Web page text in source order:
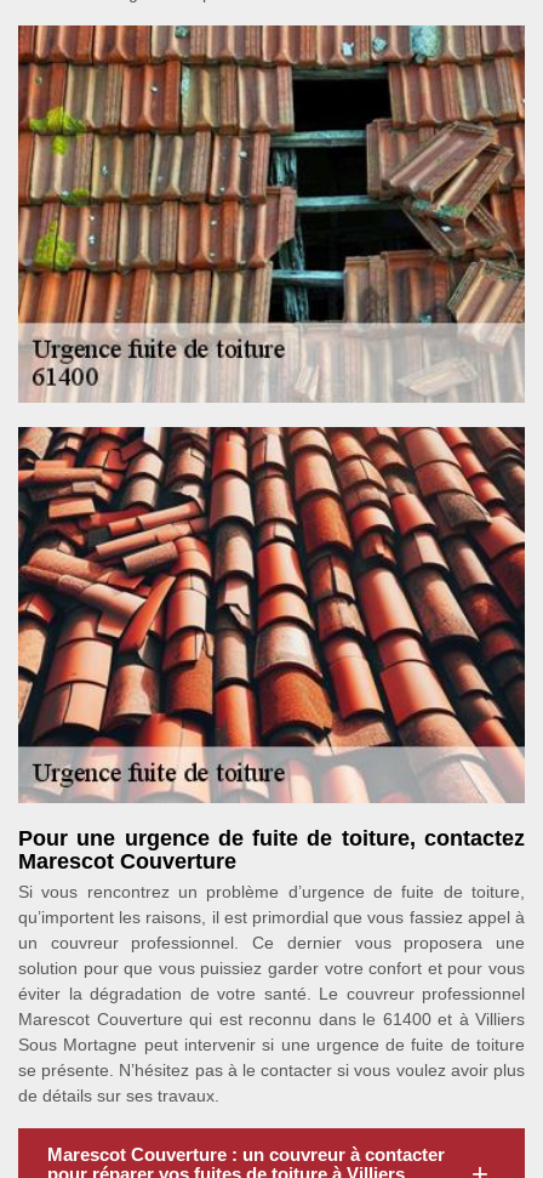
Pour une urgence de fuite de toiture, contactez
Marescot Couverture
Si vous rencontrez un problème d’urgence de fuite de toiture,
qu’importent les raisons, il est primordial que vous fassiez appel à
un couvreur professionnel. Ce dernier vous proposera une
solution pour que vous puissiez garder votre confort et pour vous
éviter la dégradation de votre santé. Le couvreur professionnel
Marescot Couverture qui est reconnu dans le 61400 et à Villiers
Sous Mortagne peut intervenir si une urgence de fuite de toiture
se présente. N’hésitez pas à le contacter si vous voulez avoir plus
de détails sur ses travaux.
Marescot Couverture : un couvreur à contacter
pour réparer vos fuites de toiture à Villiers